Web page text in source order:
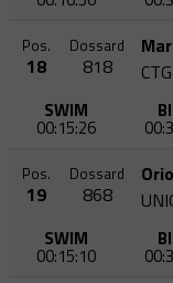
Pos.
18
Dossard
818
SWIM
00:15:26
Pos.
19
Dossard
868
SWIM
00:15:10